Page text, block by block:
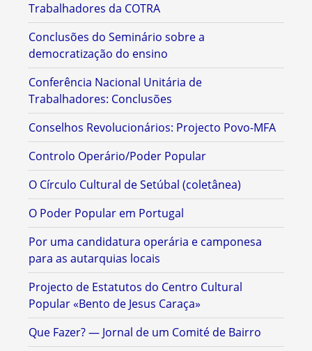
Trabalhadores da COTRA
Conclusões do Seminário sobre a
democratização do ensino
Conferência Nacional Unitária de
Trabalhadores: Conclusões
Conselhos Revolucionários: Projecto Povo-MFA
Controlo Operário/Poder Popular
O Círculo Cultural de Setúbal (coletânea)
O Poder Popular em Portugal
Por uma candidatura operária e camponesa
para as autarquias locais
Projecto de Estatutos do Centro Cultural
Popular «Bento de Jesus Caraça»
Que Fazer? — Jornal de um Comité de Bairro